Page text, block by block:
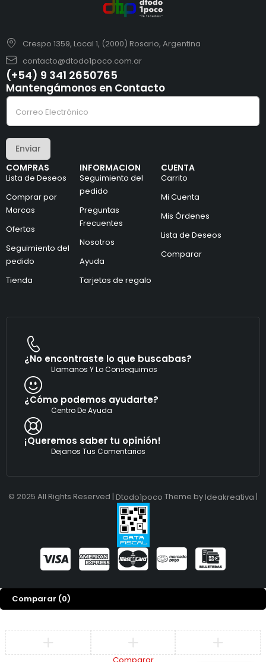
Crespo 1359, Local 1, (2000) Rosario, Argentina
contacto@dtodo1poco.com.ar
(+54) 9 341 2650765
COMPRAS
Lista de Deseos
Comprar por
Marcas
Ofertas
Seguimiento del
pedido
Tienda
INFORMACION
Seguimiento del
pedido
Preguntas
Frecuentes
Nosotros
Ayuda
Tarjetas de regalo
CUENTA
Carrito
Mi Cuenta
Mis Órdenes
Lista de Deseos
Comparar
Mantengámonos en Contacto
e
l
c
r
n
i
c
o
*
*
C
e
e
l
e
t
r
n
c
o
Enviar
¿No encontraste lo que buscabas?
Llamanos Y Lo Conseguimos
¿Cómo podemos ayudarte?
Centro De Ayuda
¡Queremos saber tu opinión!
Dejanos Tus Comentarios
© 2025 All Rights Reserved | Dtodo1poco Theme by Ideakreativa |
Comparar (0)